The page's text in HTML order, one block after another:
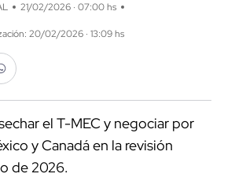
21/02/2026 · 07:00 hs
20/02/2026 · 13:09 hs
el T-MEC y negociar por
y Canadá en la revisión
de 2026.